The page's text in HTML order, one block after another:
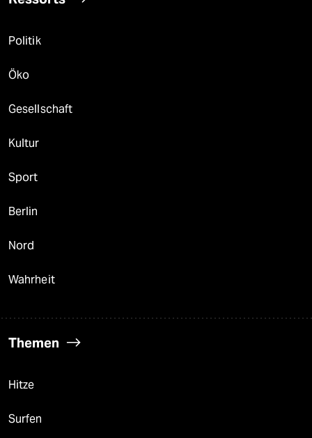
Politik
Öko
Gesellschaft
Kultur
Sport
Berlin
Nord
Wahrheit
Themen
Hitze
Surfen